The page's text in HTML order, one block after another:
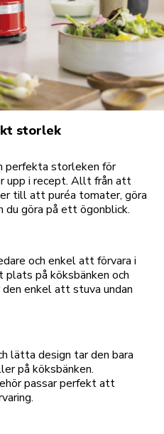
storlek
perfekta storleken för
upp i recept. Allt från att
till att puréa tomater, göra
du göra på ett ögonblick.
och enkel att förvara i
på köksbänken och
enkel att stuva undan
lätta design tar den bara
på köksbänken.
passar perfekt att